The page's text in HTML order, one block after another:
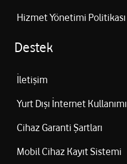
Hizmet Yönetimi Politikası
Destek
İletişim
Yurt Dışı İnternet Kullanımı
Cihaz Garanti Şartları
Mobil Cihaz Kayıt Sistemi